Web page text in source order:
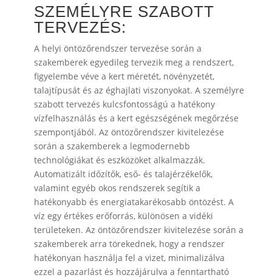
SZEMÉLYRE SZABOTT
TERVEZÉS:
A helyi öntözőrendszer tervezése során a
szakemberek egyedileg tervezik meg a rendszert,
figyelembe véve a kert méretét, növényzetét,
talajtípusát és az éghajlati viszonyokat. A személyre
szabott tervezés kulcsfontosságú a hatékony
vízfelhasználás és a kert egészségének megőrzése
szempontjából. Az öntözőrendszer kivitelezése
során a szakemberek a legmodernebb
technológiákat és eszközöket alkalmazzák.
Automatizált időzítők, eső- és talajérzékelők,
valamint egyéb okos rendszerek segítik a
hatékonyabb és energiatakarékosabb öntözést. A
víz egy értékes erőforrás, különösen a vidéki
területeken. Az öntözőrendszer kivitelezése során a
szakemberek arra törekednek, hogy a rendszer
hatékonyan használja fel a vizet, minimalizálva
ezzel a pazarlást és hozzájárulva a fenntartható